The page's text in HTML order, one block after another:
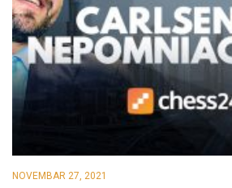
NOVEMBAR 27, 2021